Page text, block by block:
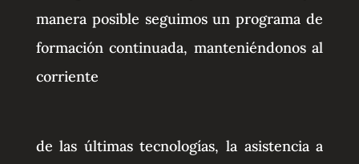
manera posible seguimos un programa de
formación continuada, manteniéndonos al
corriente
de las últimas tecnologías, la asistencia a